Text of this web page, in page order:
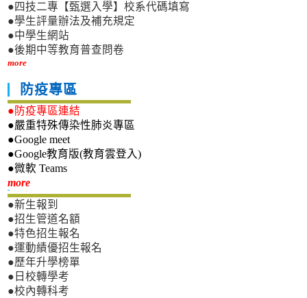
●四技二專【甄選入學】校系代碼填寫
●學生評量辦法及補充規定
●中學生網站
●後期中等教育普查問卷
more
防疫專區
●防疫專區連結
●嚴重特殊傳染性肺炎專區
●Google meet
●Google教育版(教育雲登入)
●微軟 Teams
more新生專區
●新生報到
●招生管道名額
●特色招生報名
●運動績優招生報名
●歷年升學榜單
●日校轉學考
●校內轉科考